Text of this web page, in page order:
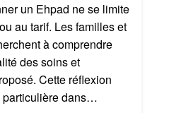
un Ehpad ne se limite
au tarif. Les familles et
à comprendre
des soins et
Cette réflexion
particulière dans…